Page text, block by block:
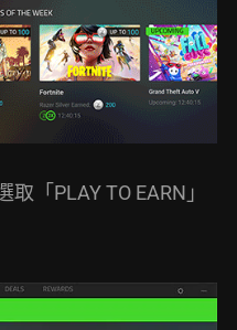
「PLAY TO EARN」